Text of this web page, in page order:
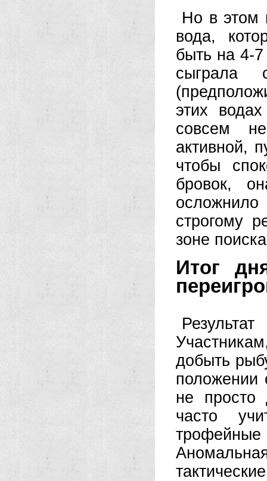
Но в этом
вода,
быть на 4-
сыграла
этих
совсем
активной,
чтобы
бровок,
строгому
зоне
Итог
добыть
положении
не просто
часто